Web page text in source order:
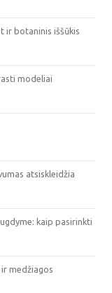
ir botaninis iššūkis
modeliai
atsiskleidžia
kaip pasirinkti
medžiagos